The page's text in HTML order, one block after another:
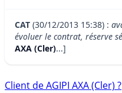
CAT (30/12/2013 15:38) :
évoluer le contrat, réserve
AXA (Cler)...]
Client de AGIPI AXA (Cler) ?